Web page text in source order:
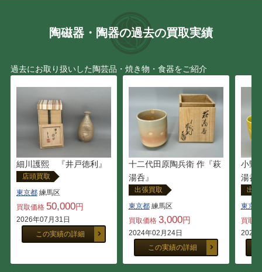
陶磁器・陶器の過去の買取実績
過去にお取り扱いした陶芸品・焼き物・食器をご紹介
細川護熙 『井戸徳利』
店頭買取
東京都練馬区
買取価格 50,000円
2026年07月31日
この実績の詳細
十二代田原陶兵衛 作『萩
湯呑』
出張買取
東京都練馬区
買取価格 3,000円
2024年02月24日
この実績の詳細
小野
湯呑
出
東京都
買取
2024